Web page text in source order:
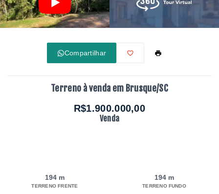
Compartilhar
Terreno à venda em Brusque/SC
R$1.900.000,00
Venda
194 m
TERRENO FRENTE
194 m
TERRENO FUNDO